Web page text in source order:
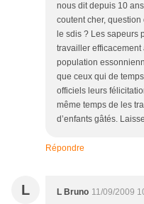
nous dit depuis 10
coutent cher, question
le sdis ? Les sapeurs
travailler
population
que ceux qui de
officiels leurs
même temps de les
d’enfants gâtés.
Répondre
L L Bruno 11/09/2009